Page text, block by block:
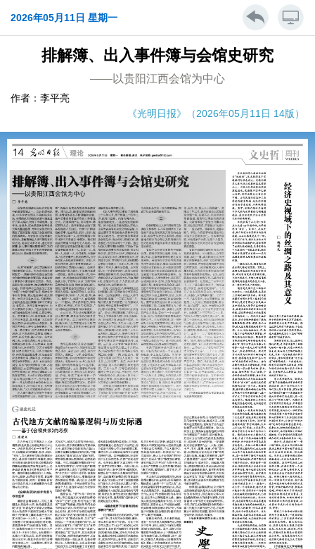
2026年05月11日 星期一
排解簿、出入事件簿与会馆史研究
——以贵阳江西会馆为中心
作者：李平亮
《光明日报》（2026年05月11日 14版）